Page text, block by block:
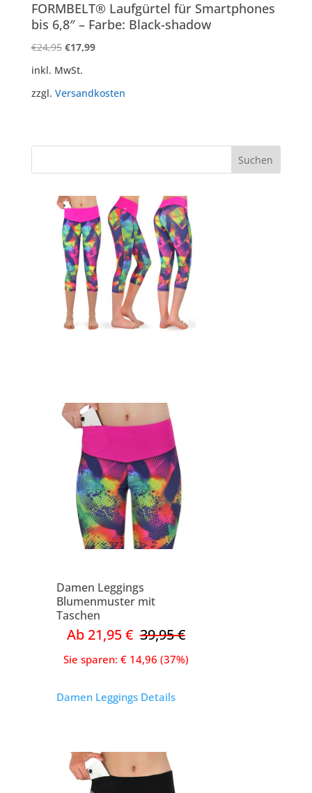
FORMBELT® Laufgürtel für Smartphones
bis 6,8″ – Farbe: Black-shadow
€24,95 Ursprünglicher
war:
€24,95
€17,99Aktueller
€17,99.
inkl. MwSt.
zzgl. Versandkosten
Damen Leggings
Blumenmuster mit
Taschen
Ab 21,95 €39,95 €
Sie sparen: € 14,96 (37%)
Damen Leggings Details